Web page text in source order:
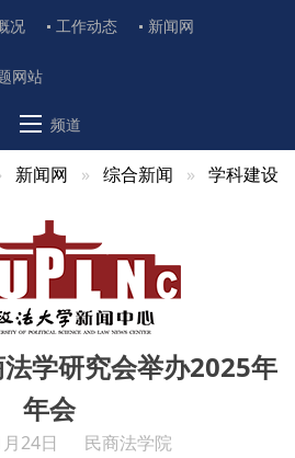
况 工作动态 新闻网
网站
频道
新闻网 综合新闻 学科建设
学研究会举办2025年
年会
24日 民商法学院